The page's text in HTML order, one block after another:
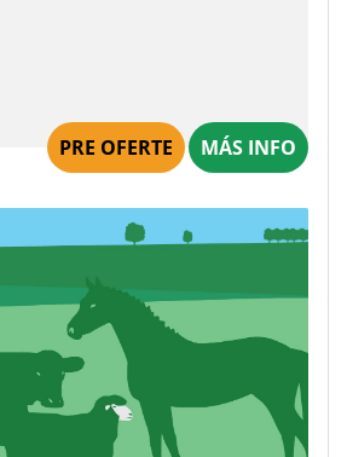
PRE OFERTE MÁS INFO